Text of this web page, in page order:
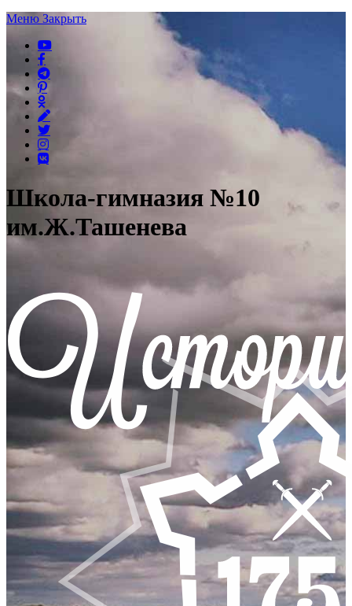
Меню Закрыть
Школа-гимназия №10
им.Ж.Ташенева